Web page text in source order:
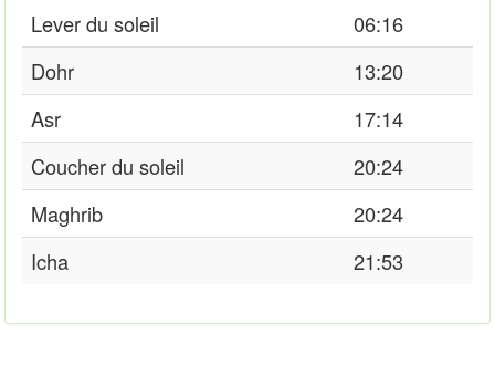
Lever du soleil
06:16
Dohr
13:20
Asr
17:14
Coucher du soleil
20:24
Maghrib
20:24
Icha
21:53